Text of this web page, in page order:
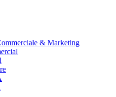
& Marketing